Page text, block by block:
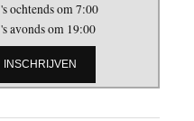
's ochtends om 7:00
's avonds om 19:00